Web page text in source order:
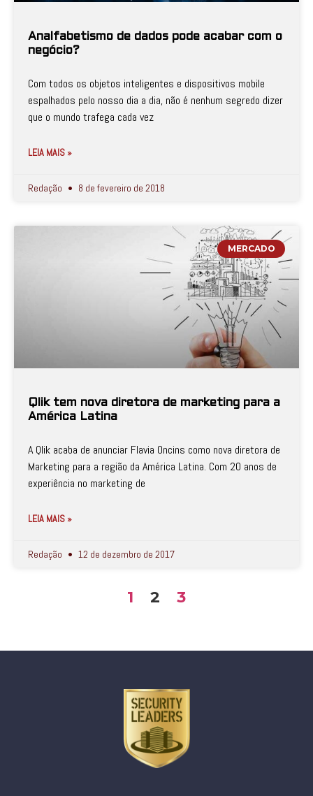
Analfabetismo de dados pode acabar com o
negócio?
Com todos os objetos inteligentes e dispositivos mobile
espalhados pelo nosso dia a dia, não é nenhum segredo dizer
que o mundo trafega cada vez
LEIA MAIS »
Redação 8 de fevereiro de 2018
MERCADO
Qlik tem nova diretora de marketing para a
América Latina
A Qlik acaba de anunciar Flavia Oncins como nova diretora de
Marketing para a região da América Latina. Com 20 anos de
experiência no marketing de
LEIA MAIS »
Redação 12 de dezembro de 2017
1 2 3